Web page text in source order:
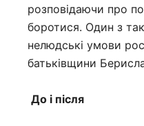
розповідаючи про
боротися. Один з
нелюдські умови
батьківщини
До і після